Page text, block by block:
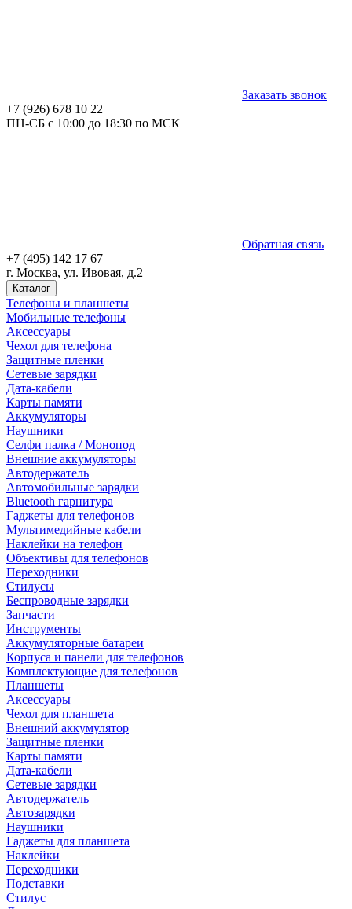
Заказать звонок
+7 (926) 678 10 22
ПН-СБ с 10:00 до 18:30 по МСК
Обратная связь
+7 (495) 142 17 67
г. Москва, ул. Ивовая, д.2
Каталог
Телефоны и планшеты
Мобильные телефоны
Аксессуары
Чехол для телефона
Защитные пленки
Сетевые зарядки
Дата-кабели
Карты памяти
Аккумуляторы
Наушники
Селфи палка / Монопод
Внешние аккумуляторы
Автодержатель
Автомобильные зарядки
Bluetooth гарнитура
Гаджеты для телефонов
Мультимедийные кабели
Наклейки на телефон
Объективы для телефонов
Переходники
Стилусы
Беспроводные зарядки
Запчасти
Инструменты
Аккумуляторные батареи
Корпуса и панели для телефонов
Комплектующие для телефонов
Планшеты
Аксессуары
Чехол для планшета
Внешний аккумулятор
Защитные пленки
Карты памяти
Дата-кабели
Сетевые зарядки
Автодержатель
Автозарядки
Наушники
Гаджеты для планшета
Наклейки
Переходники
Подставки
Стилус